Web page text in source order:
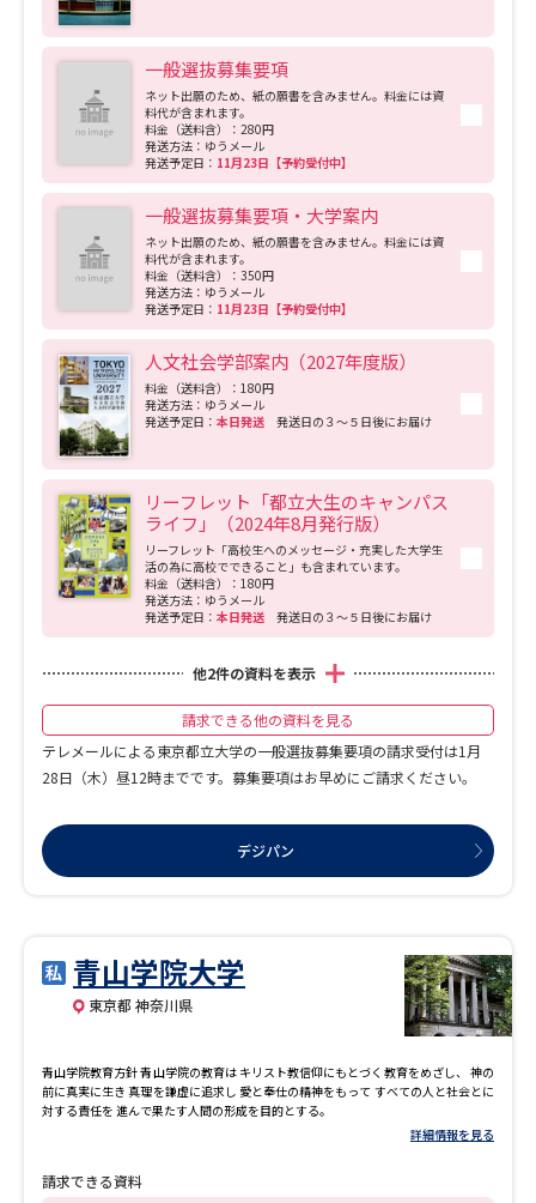
一般選抜募集要項
ネット出願のため、紙の願書を含みません。料金には資
料代が含まれます。
料金（送料含）：280円
発送方法：ゆうメール
発送予定日： 11月23日【予約受付中】
一般選抜募集要項・大学案内
ネット出願のため、紙の願書を含みません。料金には資
料代が含まれます。
料金（送料含）：350円
発送方法：ゆうメール
発送予定日： 11月23日【予約受付中】
人文社会学部案内（2027年度版）
料金（送料含）：180円
発送方法：ゆうメール
発送予定日： 本日発送 発送日の３～５日後にお届け
リーフレット「都立大生のキャンパス
ライフ」（2024年8月発行版）
リーフレット「高校生へのメッセージ・充実した大学生
活の為に高校でできること」も含まれています。
料金（送料含）：180円
発送方法：ゆうメール
発送予定日： 本日発送 発送日の３～５日後にお届け
他2件の資料を表示
請求できる他の資料を見る
テレメールによる東京都立大学の一般選抜募集要項の請求受付は1月
28日（木）昼12時までです。募集要項はお早めにご請求ください。
デジパン
青山学院大学
東京都 神奈川県
青山学院教育方針 青山学院の教育は キリスト教信仰にもとづく教育をめざし、 神の
前に真実に生き 真理を謙虚に追求し 愛と奉仕の精神をもって すべての人と社会とに
対する責任を 進んで果たす人間の形成を目的とする。
詳細情報を見る
請求できる資料